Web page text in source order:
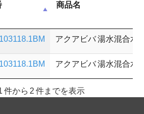
商品名
アクアビバ 湯水混合
アクアビバ 湯水混合
件から 2 件までを表示